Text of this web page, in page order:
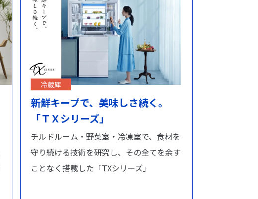
冷蔵庫
新鮮キープで、美味しさ続く。
「ＴＸシリーズ」
チルドルーム・野菜室・冷凍室で、食材を
守り続ける技術を研究し、その全てを余す
ことなく搭載した「TXシリーズ」